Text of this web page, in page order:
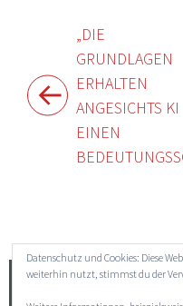
„DIE
GRUNDLAGEN
ERHALTEN
ANGESICHTS KI
EINEN
Suchen
Datenschutz und Cookies: Diese
weiterhin nutzt, stimmst du der